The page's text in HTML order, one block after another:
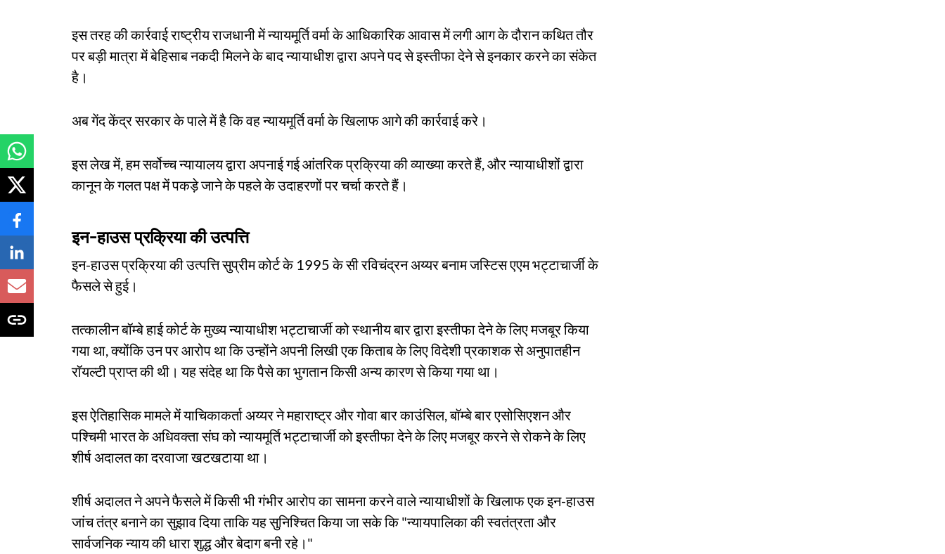
इस तरह की कार्रवाई राष्ट्रीय राजधानी में न्यायमूर्ति वर्मा के आधिकारिक आवास में लगी आग के दौरान कथित तौर
पर बड़ी मात्रा में बेहिसाब नकदी मिलने के बाद न्यायाधीश द्वारा अपने पद से इस्तीफा देने से इनकार करने का संकेत
है।
अब गेंद केंद्र सरकार के पाले में है कि वह न्यायमूर्ति वर्मा के खिलाफ आगे की कार्रवाई करे।
इस लेख में, हम सर्वोच्च न्यायालय द्वारा अपनाई गई आंतरिक प्रक्रिया की व्याख्या करते हैं, और न्यायाधीशों द्वारा
कानून के गलत पक्ष में पकड़े जाने के पहले के उदाहरणों पर चर्चा करते हैं।
इन-हाउस प्रक्रिया की उत्पत्ति
इन-हाउस प्रक्रिया की उत्पत्ति सुप्रीम कोर्ट के 1995 के सी रविचंद्रन अय्यर बनाम जस्टिस एएम भट्टाचार्जी के
फैसले से हुई।
तत्कालीन बॉम्बे हाई कोर्ट के मुख्य न्यायाधीश भट्टाचार्जी को स्थानीय बार द्वारा इस्तीफा देने के लिए मजबूर किया
गया था, क्योंकि उन पर आरोप था कि उन्होंने अपनी लिखी एक किताब के लिए विदेशी प्रकाशक से अनुपातहीन
रॉयल्टी प्राप्त की थी। यह संदेह था कि पैसे का भुगतान किसी अन्य कारण से किया गया था।
इस ऐतिहासिक मामले में याचिकाकर्ता अय्यर ने महाराष्ट्र और गोवा बार काउंसिल, बॉम्बे बार एसोसिएशन और
पश्चिमी भारत के अधिवक्ता संघ को न्यायमूर्ति भट्टाचार्जी को इस्तीफा देने के लिए मजबूर करने से रोकने के लिए
शीर्ष अदालत का दरवाजा खटखटाया था।
शीर्ष अदालत ने अपने फैसले में किसी भी गंभीर आरोप का सामना करने वाले न्यायाधीशों के खिलाफ एक इन-हाउस
जांच तंत्र बनाने का सुझाव दिया ताकि यह सुनिश्चित किया जा सके कि "न्यायपालिका की स्वतंत्रता और
सार्वजनिक न्याय की धारा शुद्ध और बेदाग बनी रहे।"